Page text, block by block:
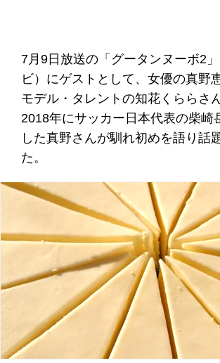
7月9日放送の「グータンヌーボ2
ビ）にゲストとして、女優の真野
モデル・タレントの知花くららさ
2018年にサッカー日本代表の柴崎
した真野さんが馴れ初めを語り話
た。